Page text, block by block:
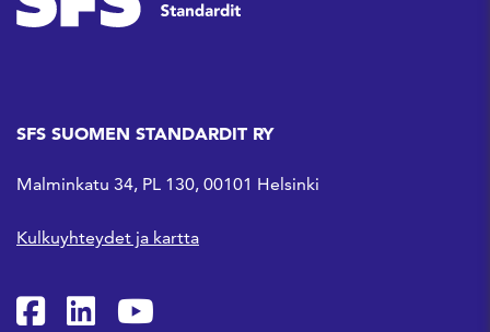
SFS SUOMEN STANDARDIT RY
Malminkatu 34, PL 130, 00101 Helsinki
Kulkuyhteydet ja kartta
SFS Facebookissa
SFS Linkedinissä
SFS Youtubessa